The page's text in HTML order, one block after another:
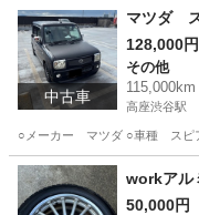
中古車
マツダ
128,000円
その他
高座渋谷駅
○メーカー マツダ ○車種 スピ
神奈川 大和市 workアル
50,000円